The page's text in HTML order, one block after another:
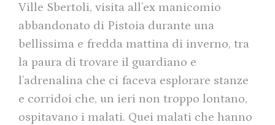
Ville Sbertoli, visita all’ex manicomio
abbandonato di Pistoia durante una
bellissima e fredda mattina di inverno, tra
la paura di trovare il guardiano e
l’adrenalina che ci faceva esplorare stanze
e corridoi che, un ieri non troppo lontano,
ospitavano i malati. Quei malati che hanno